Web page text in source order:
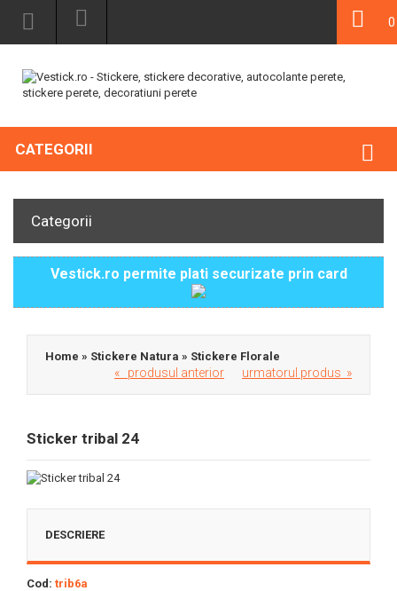
0
CATEGORII
Categorii
Vestick.ro permite plati securizate prin card
Home » Stickere Natura » Stickere Florale
« produsul anterior urmatorul produs »
Sticker tribal 24
DESCRIERE
Cod: trib6a